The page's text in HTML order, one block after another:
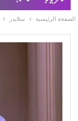
الصفحة الرئيسية سلايدر